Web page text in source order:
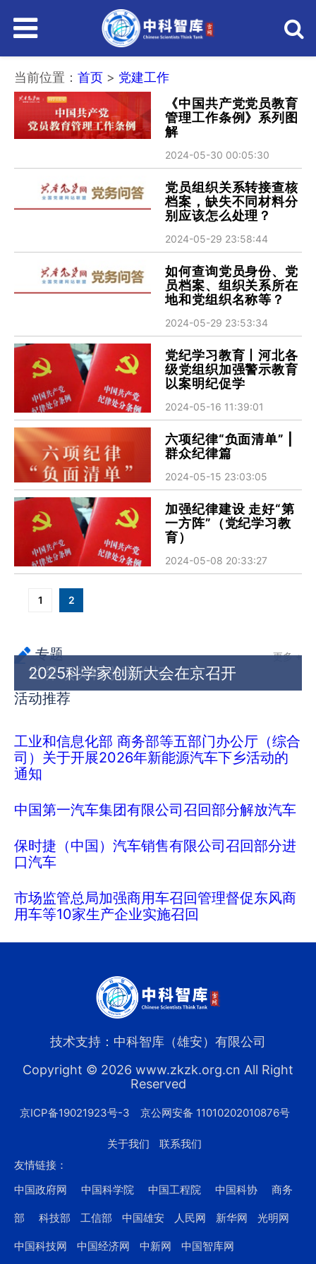
主
菜
单
当前位置： 首页 > 党建工作
《中国共产党党员教育
管理工作条例》系列图
解
2024-05-30 00:05:30
党员组织关系转接查核
档案，缺失不同材料分
别应该怎么处理？
2024-05-29 23:58:44
如何查询党员身份、党
员档案、组织关系所在
地和党组织名称等？
2024-05-29 23:53:34
党纪学习教育丨河北各
级党组织加强警示教育
以案明纪促学
2024-05-16 11:39:01
六项纪律“负面清单” |
群众纪律篇
2024-05-15 23:03:05
加强纪律建设 走好“第
一方阵”（党纪学习教
育）
2024-05-08 20:33:27
1 2
专题 更多 +
世界顶尖科学家论坛
2025科学家创新大会在京召开
活动推荐
工业和信息化部 商务部等五部门办公厅（综合
司）关于开展2026年新能源汽车下乡活动的
通知
中国第一汽车集团有限公司召回部分解放汽车
保时捷（中国）汽车销售有限公司召回部分进
口汽车
市场监管总局加强商用车召回管理督促东风商
用车等10家生产企业实施召回
技术支持：中科智库（雄安）有限公司
Copyright © 2026 www.zkzk.org.cn All Right
Reserved
京ICP备19021923号-3 京公网安备 11010202010876号
关于我们
联系我们
友情链接：
中国政府网
中国科学院 中国工程院 中国科协 商务
部 科技部 工信部 中国雄安 人民网 新华网 光明网
中国科技网 中国经济网 中新网 中国智库网